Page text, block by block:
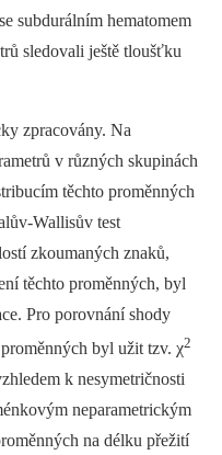
subdurálním hematomem
sledovali ještě tloušťku
zpracovány. Na
v různých skupinách
těchto proměnných
Wallisův test
zkoumaných znaků,
těchto proměnných, byl
Pro porovnání shody
byl užit tzv. χ2
k nesymetričnosti
neparametrickým
na délku přežití